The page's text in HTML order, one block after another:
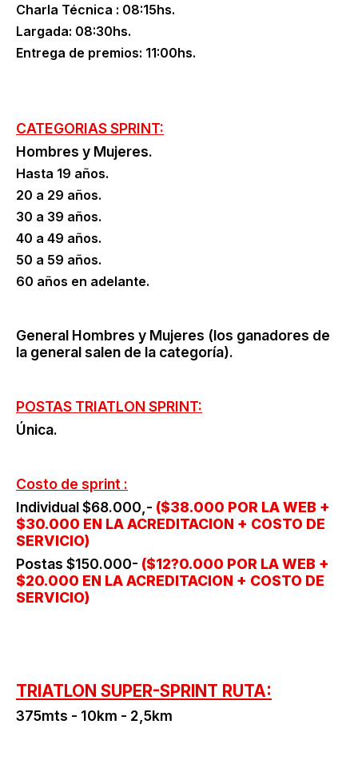
Charla Técnica : 08:15hs.
Largada: 08:30hs.
Entrega de premios: 11:00hs.
CATEGORIAS SPRINT:
Hombres y Mujeres.
Hasta 19 años.
20 a 29 años.
30 a 39 años.
40 a 49 años.
50 a 59 años.
60 años en adelante.
General Hombres y Mujeres (los ganadores de
la general salen de la categoría).
POSTAS TRIATLON SPRINT:
Única.
Costo de sprint :
Individual $68.000,- ($38.000 POR LA WEB +
$30.000 EN LA ACREDITACION + COSTO DE
SERVICIO)
Postas $150.000- ($12?0.000 POR LA WEB +
$20.000 EN LA ACREDITACION + COSTO DE
SERVICIO)
TRIATLON SUPER-SPRINT RUTA:
375mts - 10km - 2,5km